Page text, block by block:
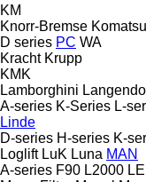
KM
Knorr-Bremse Komatsu
D series PC WA
Kracht Krupp
KMK
Lamborghini
A-series K-Series L-
Linde
D-series H-series K-
Loglift LuK Luna MAN
A-series F90 L2000 LE